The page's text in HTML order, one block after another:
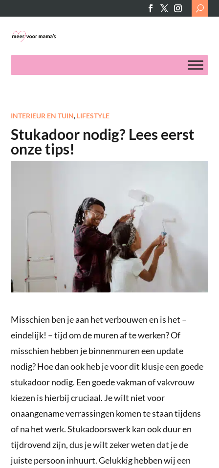
Search
for:
INTERIEUR EN TUIN, LIFESTYLE
Stukadoor nodig? Lees eerst
onze tips!
Misschien ben je aan het verbouwen en is het –
eindelijk! – tijd om de muren af te werken? Of
misschien hebben je binnenmuren een update
nodig? Hoe dan ook heb je voor dit klusje een goede
stukadoor nodig. Een goede vakman of vakvrouw
kiezen is hierbij cruciaal. Je wilt niet voor
onaangename verrassingen komen te staan tijdens
of na het werk. Stukadoorswerk kan ook duur en
tijdrovend zijn, dus je wilt zeker weten dat je de
juiste persoon inhuurt. Gelukkig hebben wij een